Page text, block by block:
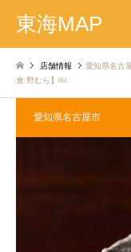
東海MAP
店舗情報
愛知県名古
食 野むら】￼
愛知県名古屋市